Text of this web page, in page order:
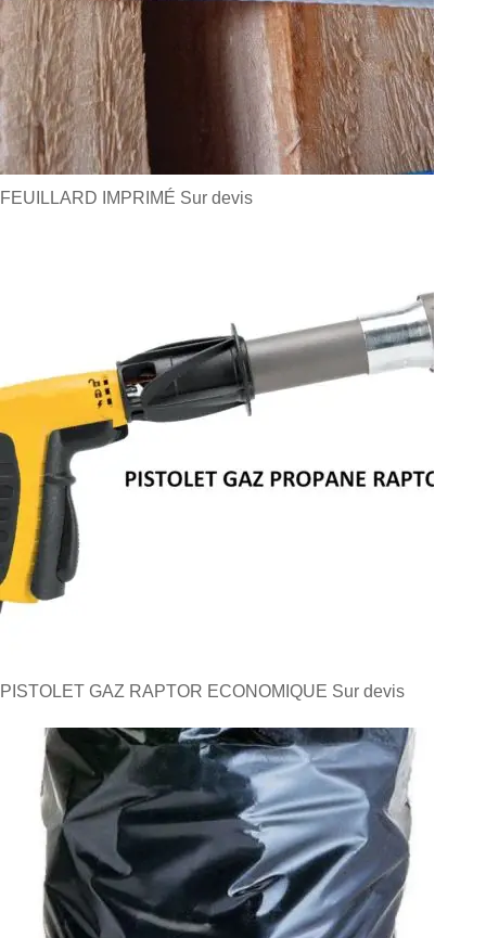
FEUILLARD IMPRIMÉ Sur devis
PISTOLET GAZ RAPTOR ECONOMIQUE Sur devis